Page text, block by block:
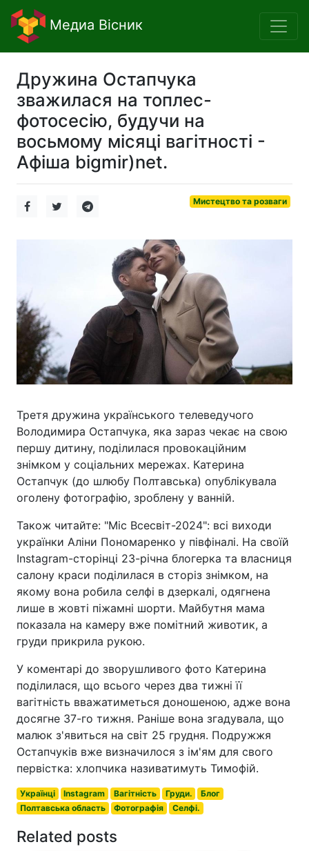
Медиа Вісник
Дружина Остапчука
зважилася на топлес-
фотосесію, будучи на
восьмому місяці вагітності -
Афіша bigmir)net.
Мистецтво та розваги
Третя дружина українського телеведучого
Володимира Остапчука, яка зараз чекає на свою
першу дитину, поділилася провокаційним
знімком у соціальних мережах. Катерина
Остапчук (до шлюбу Полтавська) опублікувала
оголену фотографію, зроблену у ванній.
Також читайте: "Міс Всесвіт-2024": всі виходи
українки Аліни Пономаренко у півфіналі. На своїй
Instagram-сторінці 23-річна блогерка та власниця
салону краси поділилася в сторіз знімком, на
якому вона робила селфі в дзеркалі, одягнена
лише в жовті піжамні шорти. Майбутня мама
показала на камеру вже помітний животик, а
груди прикрила рукою.
У коментарі до зворушливого фото Катерина
поділилася, що всього через два тижні її
вагітність вважатиметься доношеною, адже вона
досягне 37-го тижня. Раніше вона згадувала, що
малюк з'явиться на світ 25 грудня. Подружжя
Остапчуків вже визначилося з ім'ям для свого
первістка: хлопчика називатимуть Тимофій.
Українці Instagram Вагітність Груди.
Блог
Полтавська область
Фотографія Селфі.
Related posts